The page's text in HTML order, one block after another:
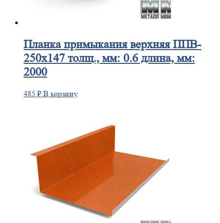
Планкапримыкания верхняя ППВ-
250х147 толщ., мм: 0.6 длина, мм:
2000
485 ₽ В корзину